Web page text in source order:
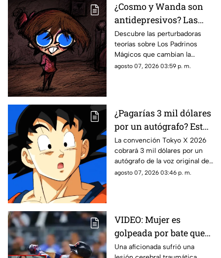
¿Cosmo y Wanda son
antidepresivos? Las
perturbadoras teorías y
las hipótesis más
oscuras sobre Los
Padrinos Mágicos
Descubre las perturbadoras
teorías sobre Los Padrinos
Mágicos que cambian la
historia de Timmy Turner y el
agosto 07, 2026 03:59 p. m.
¿Pagarías 3 mil dólares
por un autógrafo? Esto
cobra quien da voz a
Goku e indigna a los
fans
La convención Tokyo X 2026
cobrará 3 mil dólares por un
autógrafo de la voz original de
Goku en Dragon Ball. Fans
agosto 07, 2026 03:46 p. m.
VIDEO: Mujer es
golpeada por bate que
salió volando en
Una aficionada sufrió una